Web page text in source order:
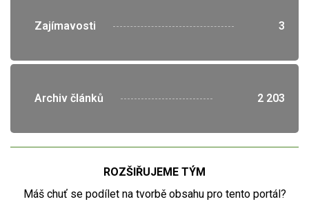
Zajímavosti 3
Archiv článků 2 203
ROZŠIŘUJEME TÝM
Máš chuť se podílet na tvorbě obsahu pro tento portál?